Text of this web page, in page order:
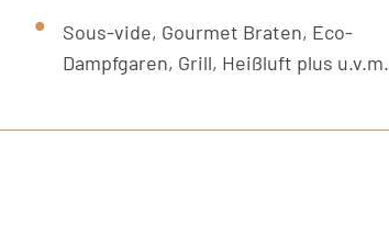
Sous-vide, Gourmet Braten, Eco-
Dampfgaren, Grill, Heißluft plus u.v.m.